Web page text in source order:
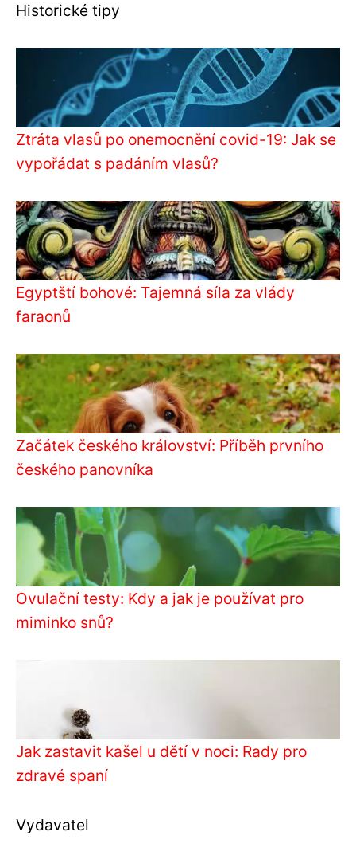
Historické tipy
Ztráta vlasů po onemocnění covid-19: Jak se
vypořádat s padáním vlasů?
Egyptští bohové: Tajemná síla za vlády
faraonů
Začátek českého království: Příběh prvního
českého panovníka
Ovulační testy: Kdy a jak je používat pro
miminko snů?
Jak zastavit kašel u dětí v noci: Rady pro
zdravé spaní
Vydavatel